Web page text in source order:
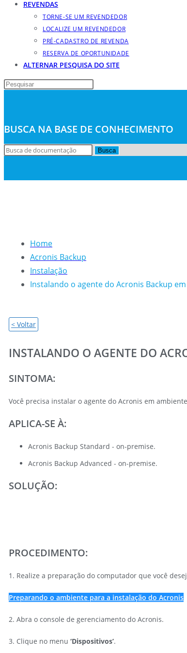
REVENDAS
TORNE-SE UM REVENDEDOR
LOCALIZE UM REVENDEDOR
PRÉ-CADASTRO DE REVENDA
RESERVA DE OPORTUNIDADE
ALTERNAR PESQUISA DO SITE
BUSCA NA BASE DE CONHECIMENTO
Busca
Home
Acronis Backup
Instalação
Instalando o agente do Acronis Backup
< Voltar
INSTALANDO O AGENTE DO
SINTOMA:
Você precisa instalar o agente do Acronis em
APLICA-SE À:
Acronis Backup Standard - on-premise.
Acronis Backup Advanced - on-premise.
SOLUÇÃO:
PROCEDIMENTO:
1. Realize a preparação do computador que você
Preparando o ambiente para a instalação do Acronis
2. Abra o console de gerenciamento do Acronis.
3. Clique no menu ‘Dispositivos’.